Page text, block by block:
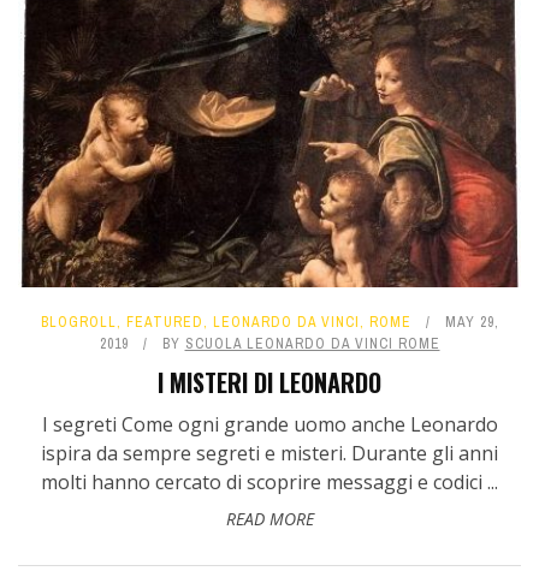
BLOGROLL, FEATURED, LEONARDO DA VINCI, ROME
MAY 29,
2019
BY SCUOLA LEONARDO DA VINCI ROME
I MISTERI DI LEONARDO
I segreti Come ogni grande uomo anche Leonardo
ispira da sempre segreti e misteri. Durante gli anni
molti hanno cercato di scoprire messaggi e codici ...
READ MORE